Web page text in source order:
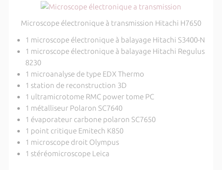
Microscope électronique à transmission Hitachi H7650
1 microscope électronique à balayage Hitachi S3400-N
1 microscope électronique à balayage Hitachi Regulus
8230
1 microanalyse de type EDX Thermo
1 station de reconstruction 3D
1 ultramicrotome RMC power tome PC
1 métalliseur Polaron SC7640
1 évaporateur carbone polaron SC7650
1 point critique Emitech K850
1 microscope droit Olympus
1 stéréomicroscope Leica